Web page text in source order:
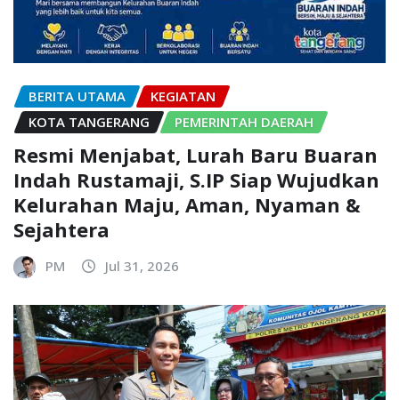
BERITA UTAMA
KEGIATAN
KOTA TANGERANG
PEMERINTAH DAERAH
Resmi Menjabat, Lurah Baru Buaran
Indah Rustamaji, S.IP Siap Wujudkan
Kelurahan Maju, Aman, Nyaman &
Sejahtera
PM Jul 31, 2026